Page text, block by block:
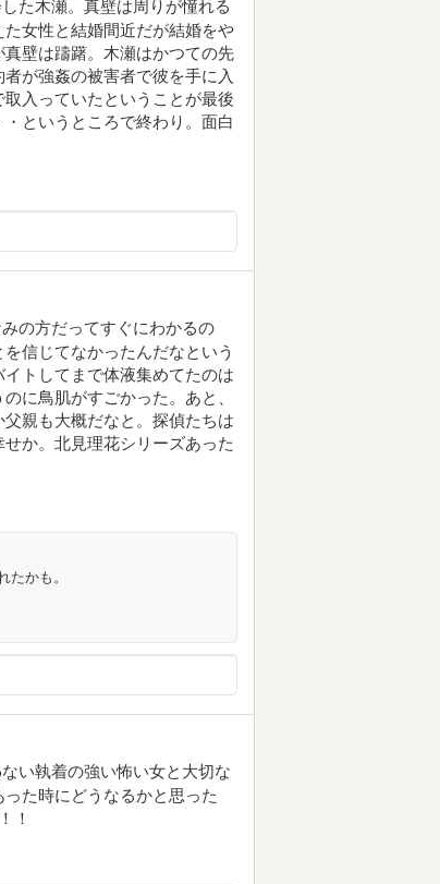
た木瀬。真壁は周りが憧れる
女性と結婚間近だが結婚をや
壁は躊躇。木瀬はかつての先
が強姦の被害者で彼を手に入
入っていたということが最後
というところで終わり。面白
の方だってすぐにわかるの
信じてなかったんだなという
トしてまで体液集めてたのは
に鳥肌がすごかった。あと、
親も大概だなと。探偵たちは
か。北見理花シリーズあった
たかも。
い執着の強い怖い女と大切な
た時にどうなるかと思った
！